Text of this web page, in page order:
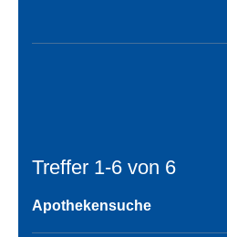
Treffer 1-6 von 6
Apothekensuche